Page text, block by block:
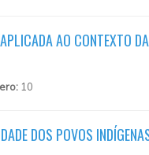
AO CONTEXTO
10
DOS POVOS